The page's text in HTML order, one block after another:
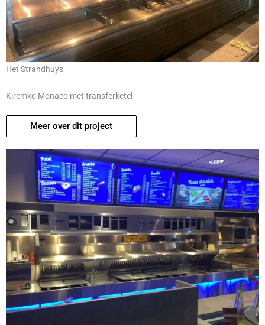
Het Strandhuys
Kiremko Monaco met transferketel
Meer over dit project